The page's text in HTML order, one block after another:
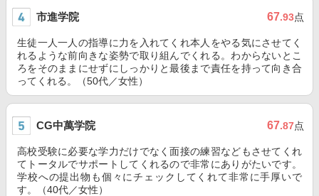
市進学院 67.93点
生徒一人一人の指導に力を入れてくれ本人をやる気にさせてく
れるような前向きな姿勢で取り組んでくれる。わからないとこ
ろをそのままにせずにしっかりと最後まで責任を持って向き合
ってくれる。（50代／女性）
CG中萬学院 67.87点
高校受験に必要な学力だけでなく面接の練習などもさせてくれ
てトータルでサポートしてくれるので非常にありがたいです。
学校への提出物も個々にチェックしてくれて非常に手厚いで
す。（40代／女性）